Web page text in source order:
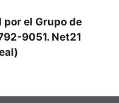
por el Grupo de
9051. Net21